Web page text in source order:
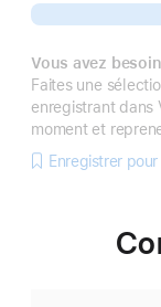
Vous avez
Faites une
enregistrant dans
moment et
Enregistrer